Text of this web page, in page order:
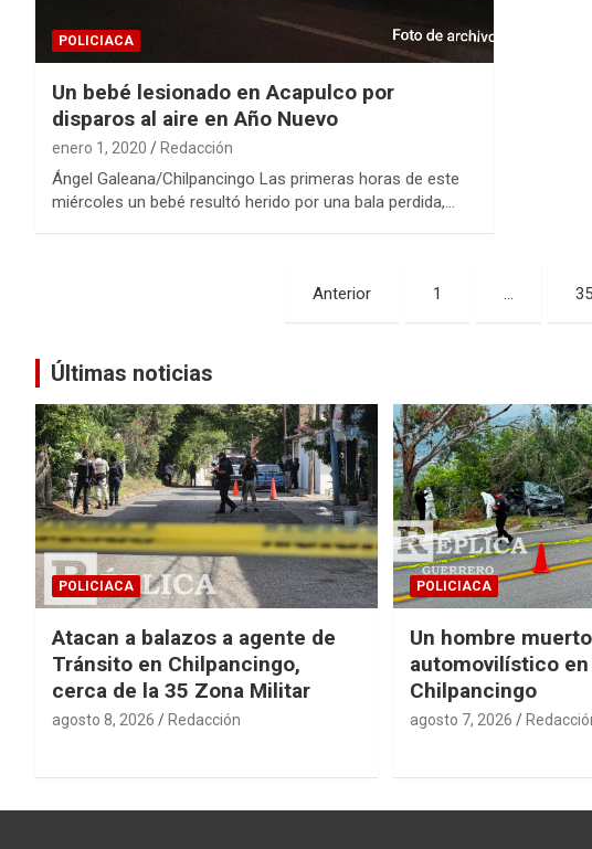
POLICIACA
Un bebé lesionado en Acapulco por
disparos al aire en Año Nuevo
enero 1, 2020 Redacción
Ángel Galeana/Chilpancingo Las primeras horas de este
miércoles un bebé resultó herido por una bala perdida,…
entradas
Anterior 1
Últimas noticias
POLICIACA
Atacan a balazos a agente de
Tránsito en Chilpancingo,
cerca de la 35 Zona Militar
agosto 8, 2026 Redacción
POLICIACA
Un hombre
automovilístico en
Chilpancingo
agosto 7, 2026